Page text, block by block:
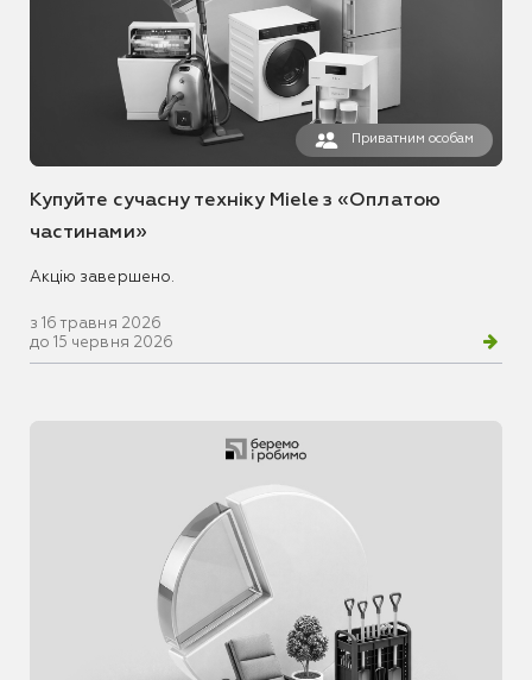
Приватним особам
Купуйте сучасну техніку Miele з «Оплатою
частинами»
Акцію завершено.
з 16 травня 2026
до 15 червня 2026